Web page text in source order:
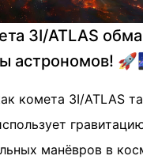
3I/ATLAS
астрономов!
комета 3I/ATLAS
манёвров в